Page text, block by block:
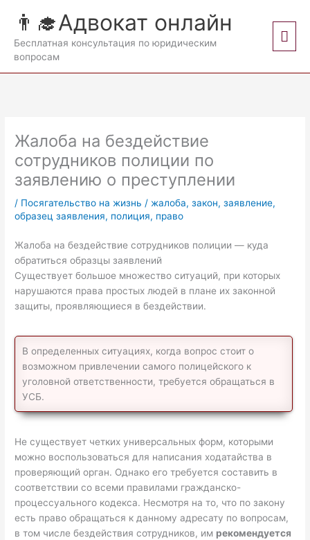
содержимому
👨‍🎓Адвокат онлайн
Бесплатная консультация по юридическим
вопросам
Жалоба на бездействие
сотрудников полиции по
заявлению о преступлении
/ Посягательство на жизнь /жалоба,закон,заявление,
образец заявления, полиция, право
Жалоба на бездействие сотрудников полиции — куда
обратиться образцы заявлений
Существует большое множество ситуаций, при которых
нарушаются права простых людей в плане их законной
защиты, проявляющиеся в бездействии.
В определенных ситуациях, когда вопрос стоит о
возможном привлечении самого полицейского к
уголовной ответственности, требуется обращаться в
УСБ.
Не существует четких универсальных форм, которыми
можно воспользоваться для написания ходатайства в
проверяющий орган. Однако его требуется составить в
соответствии со всеми правилами гражданско-
процессуального кодекса. Несмотря на то, что по закону
есть право обращаться к данному адресату по вопросам,
в том числе бездействия сотрудников, им рекомендуется